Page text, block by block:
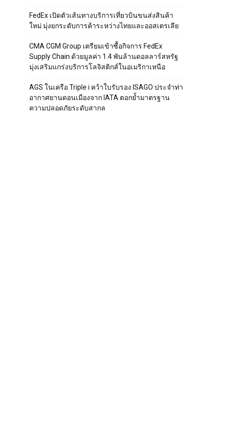
FedEx เปิดตัวเส้นทางบริการเที่ยวบินขนส่งสินค้า
ใหม่ มุ่งยกระดับการค้าระหว่างไทยและออสเตรเลีย
CMA CGM Group เตรียมเข้าซื้อกิจการ FedEx
Supply Chain ด้วยมูลค่า 1.4 พันล้านดอลลาร์สหรัฐ
มุ่งเสริมแกร่งบริการโลจิสติกส์ในอเมริกาเหนือ
AGS ในเครือ Triple i คว้าใบรับรอง ISAGO ประจำท่า
อากาศยานดอนเมืองจาก IATA ตอกย้ำมาตรฐาน
ความปลอดภัยระดับสากล